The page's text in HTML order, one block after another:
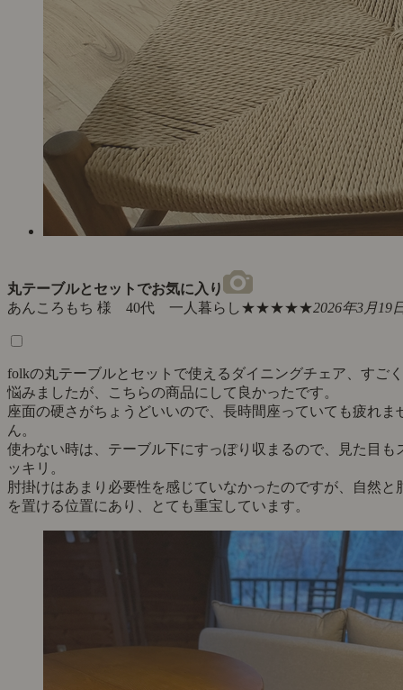
丸テーブルとセットでお気に入り
あんころもち 様 40代 一人暮らし★★★★★2026年3月19
folkの丸テーブルとセットで使えるダイニングチェア、すごく
悩みましたが、こちらの商品にして良かったです。
座面の硬さがちょうどいいので、長時間座っていても疲れま
ん。
使わない時は、テーブル下にすっぽり収まるので、見た目も
ッキリ。
肘掛けはあまり必要性を感じていなかったのですが、自然と
を置ける位置にあり、とても重宝しています。